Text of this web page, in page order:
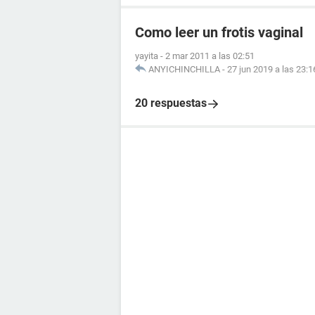
Como leer un frotis vaginal
yayita - 2 mar 2011 a las 02:51
ANYICHINCHILLA - 27 jun 2019 a las
20 respuestas